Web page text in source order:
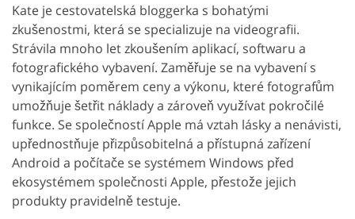
Kate je cestovatelská bloggerka s bohatými
zkušenostmi, která se specializuje na videografii.
Strávila mnoho let zkoušením aplikací, softwaru a
fotografického vybavení. Zaměřuje se na vybavení s
vynikajícím poměrem ceny a výkonu, které fotografům
umožňuje šetřit náklady a zároveň využívat pokročilé
funkce. Se společností Apple má vztah lásky a nenávisti,
upřednostňuje přizpůsobitelná a přístupná zařízení
Android a počítače se systémem Windows před
ekosystémem společnosti Apple, přestože jejich
produkty pravidelně testuje.